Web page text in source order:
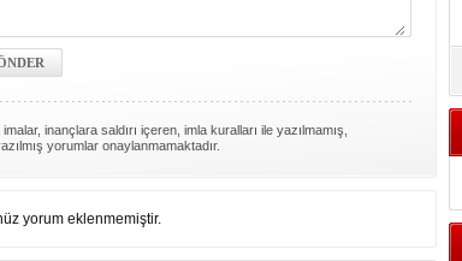
inançlara saldırı içeren, imla kuralları ile yazılmamış,
yorumlar onaylanmamaktadır.
yorum eklenmemiştir.